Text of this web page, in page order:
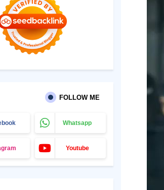
FOLLOW ME
Whatsapp
Youtube